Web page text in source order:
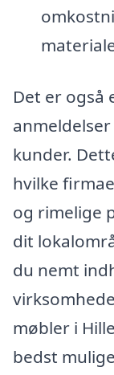
Det er også
kunder.
hvilke
og rimelige
dit
du nemt
møbler i
bedst